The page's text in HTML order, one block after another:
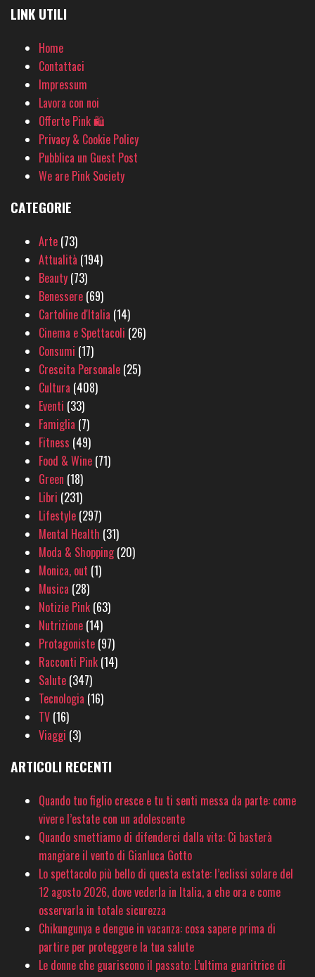
LINK UTILI
Home
Contattaci
Impressum
Lavora con noi
Offerte Pink 🛍
Privacy & Cookie Policy
Pubblica un Guest Post
We are Pink Society
CATEGORIE
Arte (73)
Attualità (194)
Beauty (73)
Benessere (69)
Cartoline d'Italia (14)
Cinema e Spettacoli (26)
Consumi (17)
Crescita Personale (25)
Cultura (408)
Eventi (33)
Famiglia (7)
Fitness (49)
Food & Wine (71)
Green (18)
Libri (231)
Lifestyle (297)
Mental Health (31)
Moda & Shopping(20)
Monica, out (1)
Musica (28)
Notizie Pink (63)
Nutrizione (14)
Protagoniste (97)
Racconti Pink (14)
Salute (347)
Tecnologia (16)
TV (16)
Viaggi (3)
ARTICOLI RECENTI
Quando tuo figlio cresce e tu ti senti messa da parte: come
vivere l’estate con un adolescente
Quando smettiamo di difenderci dalla vita: Ci basterà
mangiare il vento di Gianluca Gotto
Lo spettacolo più bello di questa estate: l’eclissi solare del
12 agosto 2026, dove vederla in Italia, a che ora e come
osservarla in totale sicurezza
Chikungunya e dengue in vacanza: cosa sapere prima di
partire per proteggere la tua salute
Le donne che guariscono il passato: L’ultima guaritrice di